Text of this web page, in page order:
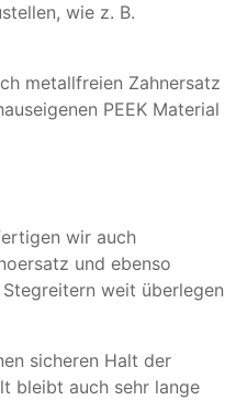
wie z. B.
metallfreien Zahnersatz
PEEK Material
wir auch
und ebenso
weit überlegen
sicheren Halt der
bleibt auch sehr lange